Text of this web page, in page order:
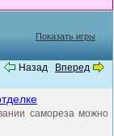
Показать игры
Назад Вперед
самореза можно